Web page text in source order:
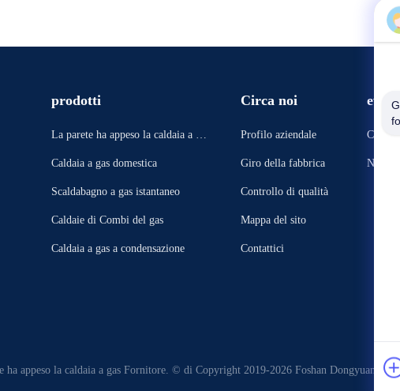
prodotti
La parete ha appeso la caldaia a ga
Caldaia a gas domestica
Scaldabagno a gas istantaneo
Caldaie di Combi del gas
Caldaia a gas a condensazione
Circa noi
Profilo aziendale
Giro della fabbrica
Controllo di qualità
Mappa del sito
Contattici
Casi
Notizie
ha appeso la caldaia a gas Fornitore. © di Copyright 2019-2026 Foshan Dongyuan